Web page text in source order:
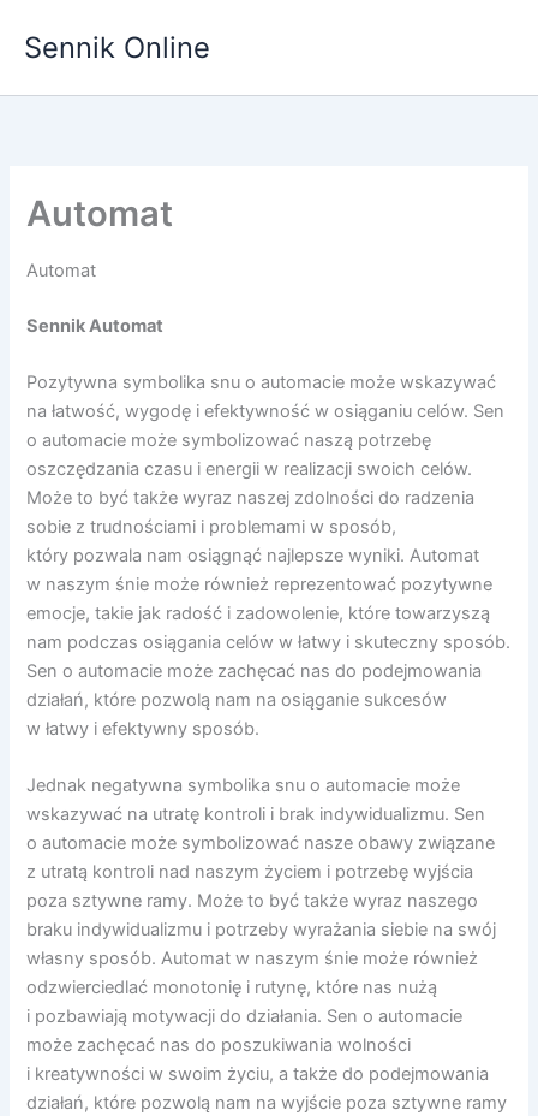
Sennik Online
Automat
Automat
Sennik Automat
Pozytywna symbolika snu o automacie może wskazywać
na łatwość, wygodę i efektywność w osiąganiu celów. Sen
o automacie może symbolizować naszą potrzebę
oszczędzania czasu i energii w realizacji swoich celów.
Może to być także wyraz naszej zdolności do radzenia
sobie z trudnościami i problemami w sposób,
który pozwala nam osiągnąć najlepsze wyniki. Automat
w naszym śnie może również reprezentować pozytywne
emocje, takie jak radość i zadowolenie, które towarzyszą
nam podczas osiągania celów w łatwy i skuteczny sposób.
Sen o automacie może zachęcać nas do podejmowania
działań, które pozwolą nam na osiąganie sukcesów
w łatwy i efektywny sposób.
Jednak negatywna symbolika snu o automacie może
wskazywać na utratę kontroli i brak indywidualizmu. Sen
o automacie może symbolizować nasze obawy związane
z utratą kontroli nad naszym życiem i potrzebę wyjścia
poza sztywne ramy. Może to być także wyraz naszego
braku indywidualizmu i potrzeby wyrażania siebie na swój
własny sposób. Automat w naszym śnie może również
odzwierciedlać monotonię i rutynę, które nas nużą
i pozbawiają motywacji do działania. Sen o automacie
może zachęcać nas do poszukiwania wolności
i kreatywności w swoim życiu, a także do podejmowania
działań, które pozwolą nam na wyjście poza sztywne ramy